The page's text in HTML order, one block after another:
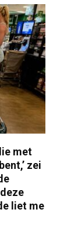
met
zei
liet me